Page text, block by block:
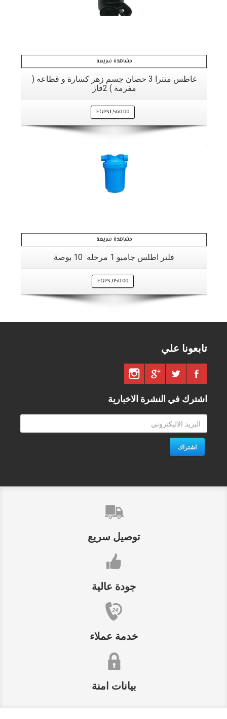
مشاهدة سريعة
غاطس منترا 3 حصان جسم زهر كسارة و قطاعه (
مفرمة ) 2فاز
EGP31,560.00
مشاهدة سريعة
فلتر اطلس جامبو 1 مرحله 10 بوصة
EGP3,050.00
تابعونا علي
اشترك في النشرة الاخبارية
اشتراك
توصيل سريع
جودة عالية
خدمة عملاء
بيانات امنة